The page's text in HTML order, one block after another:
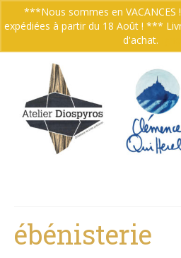
Votre panier 0.00
ébénisterie
***Nous sommes en VACANCES
expédiées à partir du 18 Août ! ***
d'achat.